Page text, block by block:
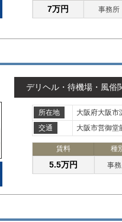
7万円 事務所
デリヘル・待機場・風俗
所在地
大阪府大阪市
交通
大阪市営御堂
賃料 種
5.5万円 事